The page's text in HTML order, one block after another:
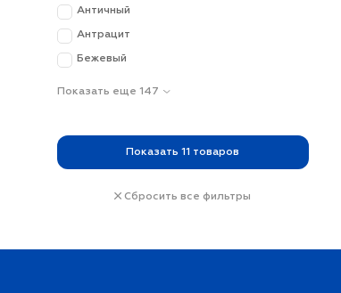
Античный
Антрацит
Бежевый
Показать еще 147
Показать11 товаров
Сбросить все фильтры